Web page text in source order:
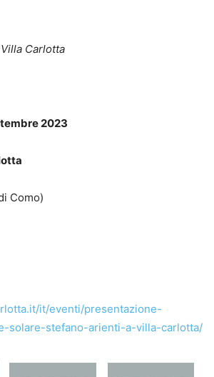
Carlotta
2023
Como)
it/eventi/presentazione-
solare-stefano-arienti-a-villa-carlotta/